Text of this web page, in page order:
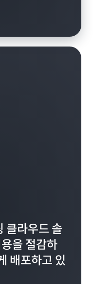
라우드 솔
을 절감하
배포하고 있